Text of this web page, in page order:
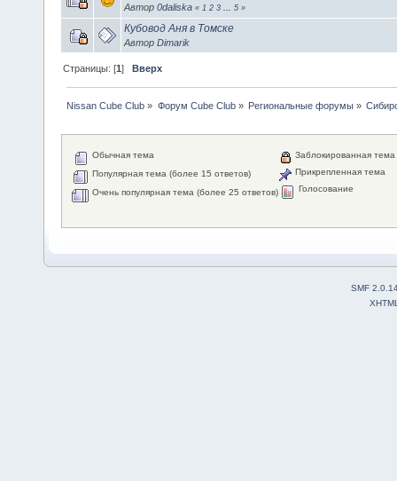
Автор 0daliska « 1 2 3 5 »
Кубовод Аня в Томске
Автор Dimarik
Страницы: [1]Вверх
Nissan Cube Club » Форум Cube Club» Региональные форумы»
Обычная тема
Популярная тема (более 15 ответов)
Очень популярная тема (более 25 ответов)
Заблокированная тема
Прикрепленная тема
Голосование
SMF